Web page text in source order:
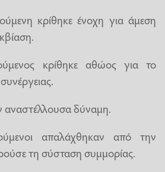
κρίθηκε ένοχη για άμεση
κρίθηκε αθώος για το
αναστέλλουσα δύναμη.
απαλάχθηκαν από την
τη σύσταση συμμορίας.